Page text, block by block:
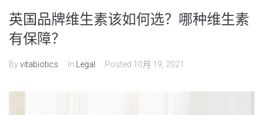
英国品牌维生素该如何选？哪种维生素
有保障？
Byvitabiotics In Legal Posted 10月 19, 2021